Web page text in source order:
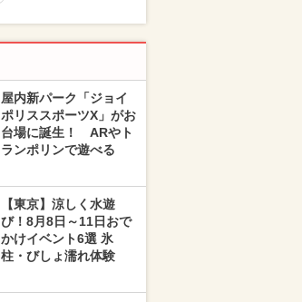
屋内新パーク「ジョイ
ポリススポーツX」がお
台場に誕生！ ARやト
ランポリンで遊べる
【東京】涼しく水遊
び！8月8日～11日おで
かけイベント6選 氷
柱・びしょ濡れ体験